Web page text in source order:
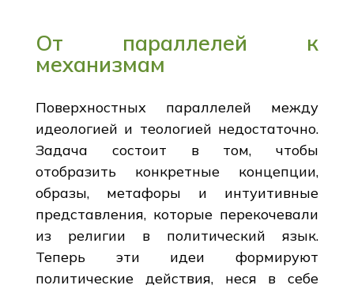
От параллелей к
механизмам
Поверхностных параллелей между
идеологией и теологией недостаточно.
Задача состоит в том, чтобы
отобразить конкретные концепции,
образы, метафоры и интуитивные
представления, которые перекочевали
из религии в политический язык.
Теперь эти идеи формируют
политические действия, неся в себе